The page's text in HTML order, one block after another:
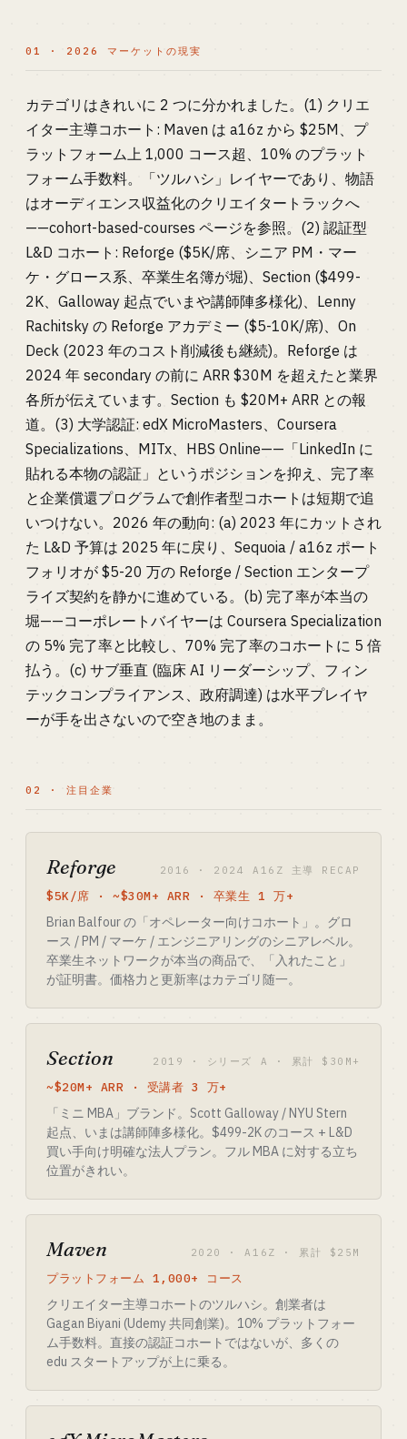
01 · 2026 マーケットの現実
カテゴリはきれいに 2 つに分かれました。(1) クリエ
イター主導コホート: Maven は a16z から $25M、プ
ラットフォーム上 1,000 コース超、10% のプラット
フォーム手数料。「ツルハシ」レイヤーであり、物語
はオーディエンス収益化のクリエイタートラックへ
——cohort-based-courses ページを参照。(2) 認証型
L&D コホート: Reforge ($5K/席、シニア PM・マー
ケ・グロース系、卒業生名簿が堀)、Section ($499-
2K、Galloway 起点でいまや講師陣多様化)、Lenny
Rachitsky の Reforge アカデミー ($5-10K/席)、On
Deck (2023 年のコスト削減後も継続)。Reforge は
2024 年 secondary の前に ARR $30M を超えたと業界
各所が伝えています。Section も $20M+ ARR との報
道。(3) 大学認証: edX MicroMasters、Coursera
Specializations、MITx、HBS Online——「LinkedIn に
貼れる本物の認証」というポジションを抑え、完了率
と企業償還プログラムで創作者型コホートは短期で追
いつけない。2026 年の動向: (a) 2023 年にカットされ
た L&D 予算は 2025 年に戻り、Sequoia / a16z ポート
フォリオが $5-20 万の Reforge / Section エンタープ
ライズ契約を静かに進めている。(b) 完了率が本当の
堀——コーポレートバイヤーは Coursera Specialization
の 5% 完了率と比較し、70% 完了率のコホートに 5 倍
払う。(c) サブ垂直 (臨床 AI リーダーシップ、フィン
テックコンプライアンス、政府調達) は水平プレイヤ
ーが手を出さないので空き地のまま。
02 · 注目企業
Reforge 2016 · 2024 A16Z 主導 RECAP
$5K/席 · ~$30M+ ARR · 卒業生 1 万+
Brian Balfour の「オペレーター向けコホート」。グロ
ース / PM / マーケ / エンジニアリングのシニアレベル。
卒業生ネットワークが本当の商品で、「入れたこと」
が証明書。価格力と更新率はカテゴリ随一。
Section 2019 · シリーズ A · 累計 $30M+
~$20M+ ARR · 受講者 3 万+
「ミニ MBA」ブランド。Scott Galloway / NYU Stern
起点、いまは講師陣多様化。$499-2K のコース + L&D
買い手向け明確な法人プラン。フル MBA に対する立ち
位置がきれい。
Maven 2020 · A16Z · 累計 $25M
プラットフォーム 1,000+ コース
クリエイター主導コホートのツルハシ。創業者は
Gagan Biyani (Udemy 共同創業)。10% プラットフォー
ム手数料。直接の認証コホートではないが、多くの
edu スタートアップが上に乗る。